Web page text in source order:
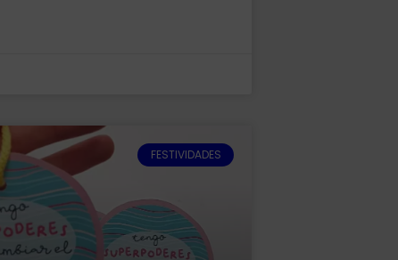
FESTIVIDADES